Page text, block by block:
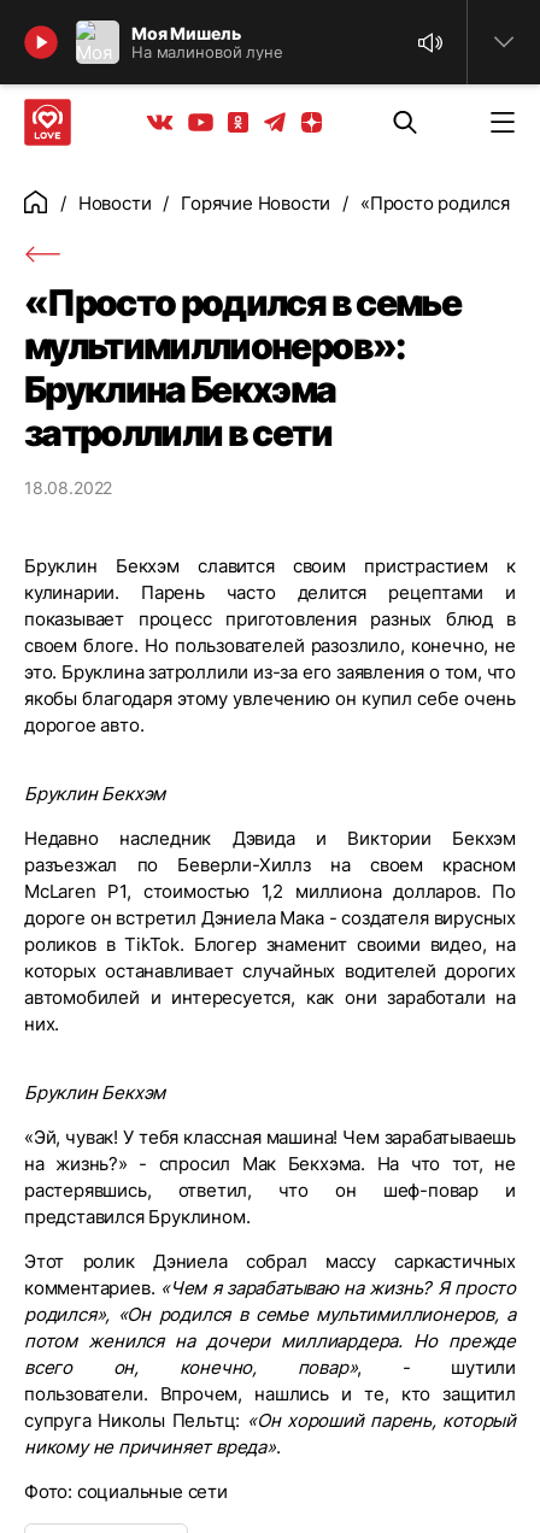
Моя Мишель
На малиновой луне
Найти
Вконтакте
YoutubeОдноклассники
ТелеграмЯндекс дзен
ГлавнаяНовости Горячие Новости «Просто родился в
«Просто родился в семье
мультимиллионеров»:
Бруклина Бекхэма
затроллили в сети
18.08.2022
Бруклин Бекхэм славится своим пристрастием к
кулинарии. Парень часто делится рецептами и
показывает процесс приготовления разных блюд в
своем блоге. Но пользователей разозлило, конечно, не
это. Бруклина затроллили из-за его заявления о том, что
якобы благодаря этому увлечению он купил себе очень
дорогое авто.
Бруклин Бекхэм
Недавно наследник Дэвида и Виктории Бекхэм
разъезжал по Беверли-Хиллз на своем красном
McLaren P1, стоимостью 1,2 миллиона долларов. По
дороге он встретил Дэниела Мака - создателя вирусных
роликов в TikTok. Блогер знаменит своими видео, на
которых останавливает случайных водителей дорогих
автомобилей и интересуется, как они заработали на
них.
Бруклин Бекхэм
«Эй, чувак! У тебя классная машина! Чем зарабатываешь
на жизнь?» - спросил Мак Бекхэма. На что тот, не
растерявшись, ответил, что он шеф-повар и
представился Бруклином.
Этот ролик Дэниела собрал массу саркастичных
комментариев. «Чем я зарабатываю на жизнь? Я просто
родился», «Он родился в семье мультимиллионеров, а
потом женился на дочери миллиардера. Но прежде
всего он, конечно, повар», - шутили
пользователи. Впрочем, нашлись и те, кто защитил
супруга Николы Пельтц: «Он хороший парень, который
никому не причиняет вреда».
Фото: социальные сети